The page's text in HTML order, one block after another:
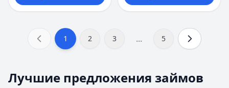
1 2 3 ... 5
Лучшие предложения займов